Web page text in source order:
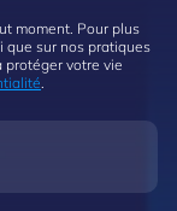
moment. Pour plus
que sur nos pratiques
votre vie
.